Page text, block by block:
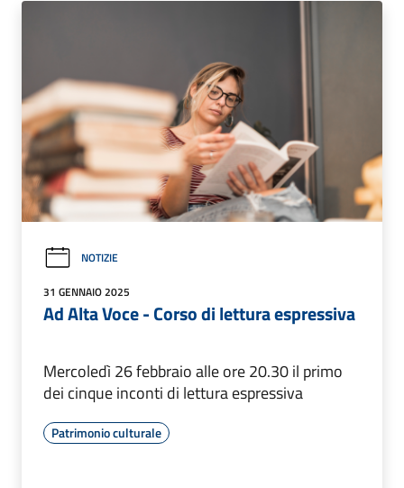
NOTIZIE
31 GENNAIO 2025
Ad Alta Voce - Corso di lettura espressiva
Mercoledì 26 febbraio alle ore 20.30 il primo
dei cinque inconti di lettura espressiva
Patrimonio culturale